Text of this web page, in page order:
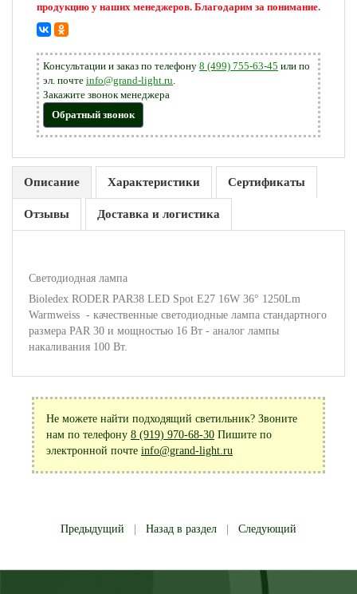
продукцию у наших менеджеров. Благодарим за понимание.
Консультации и заказ по телефону 8 (499) 755-63-45 или по
эл. почте info@grand-light.ru.
Закажите звонок менеджера
Обратный звонок
Описание Характеристики Сертификаты
Отзывы Доставка и логистика
Светодиодная лампа
Bioledex RODER PAR38 LED Spot E27 16W 36° 1250Lm
Warmweiss - качественные светодиодные лампа стандартного
размера PAR 30 и мощностью 16 Вт - аналог лампы
накаливания 100 Вт.
Не можете найти подходящий светильник? Звоните
нам по телефону 8 (919) 970-68-30 Пишите по
электронной почте info@grand-light.ru
Предыдущий Назад в раздел Следующий